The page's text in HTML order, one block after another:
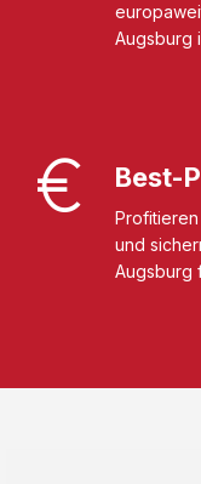
Augsburg
Best-
und
Augsburg